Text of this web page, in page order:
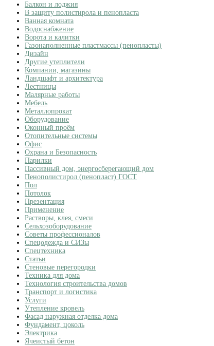
Балкон и лоджия
В защиту полистирола и пенопласта
Ванная комната
Водоснабжение
Ворота и калитки
Газонаполненные пластмассы (пенопласты)
Дизайн
Другие утеплители
Компании, магазины
Ландшафт и архитектура
Лестницы
Малярные работы
Мебель
Металлопрокат
Оборудование
Оконный проём
Отопительные системы
Офис
Охрана и Безопасность
Парилки
Пассивный дом, энергосберегающий дом
Пенополистирол (пенопласт) ГОСТ
Пол
Потолок
Презентация
Применение
Растворы, клея, смеси
Сельхозоборудование
Советы профессионалов
Спецодежда и СИЗы
Спецтехника
Статьи
Стеновые перегородки
Техника для дома
Технология строительства домов
Транспорт и логистика
Услуги
Утепление кровель
Фасад наружная отделка дома
Фундамент, цоколь
Электрика
Ячеистый бетон